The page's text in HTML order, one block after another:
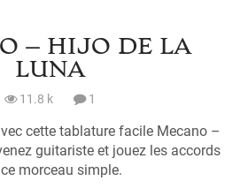
– HIJO DE LA
LUNA
11.8 k 1
cette tablature facile Mecano –
guitariste et jouez les accords
morceau simple.